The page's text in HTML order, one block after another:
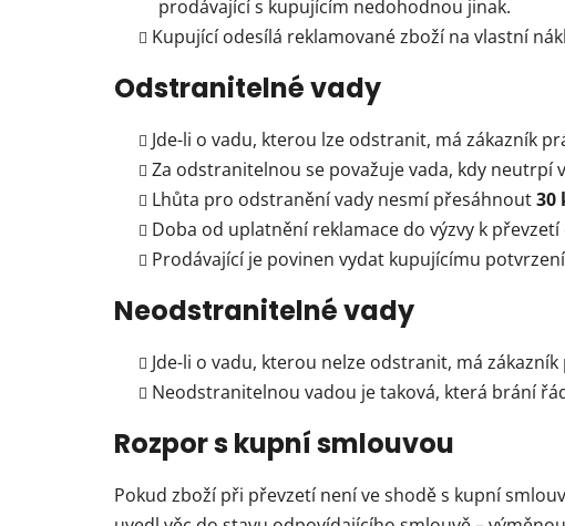
prodávající s kupujícím nedohodnou jinak.
Kupující odesílá reklamované zboží na vlastní
Odstranitelné vady
Jde-li o vadu, kterou lze odstranit, má zákazník
Za odstranitelnou se považuje vada, kdy neutrpí
Lhůta pro odstranění vady nesmí přesáhnout30
Doba od uplatnění reklamace do výzvy k
Prodávající je povinen vydat kupujícímu
Neodstranitelné vady
Jde-li o vadu, kterou nelze odstranit, má
Neodstranitelnou vadou je taková, která brání
Rozpor s kupní smlouvou
Pokud zboží při převzetí není ve shodě s kupní